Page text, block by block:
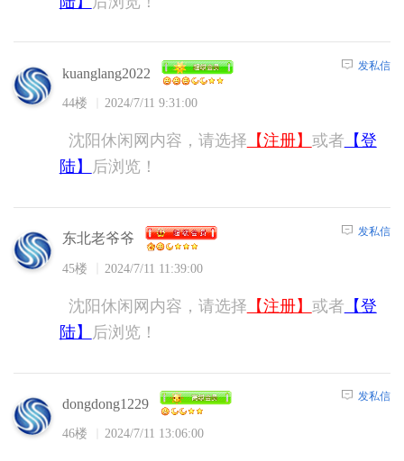
kuanglang2022
44楼 2024/7/11 9:31:00
发私信
沈阳休闲网内容，请选择 【注册】 或者 【登
陆】
后浏览！
东北老爷爷
45楼 2024/7/11 11:39:00
发私信
沈阳休闲网内容，请选择 【注册】 或者 【登
陆】
后浏览！
dongdong1229
46楼 2024/7/11 13:06:00
发私信